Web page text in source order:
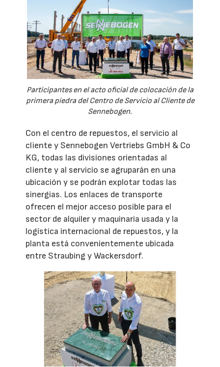
Participantes en el acto oficial de colocación de la
primera piedra del Centro de Servicio al Cliente de
Sennebogen.
Con el centro de repuestos, el servicio al
cliente y Sennebogen Vertriebs GmbH & Co
KG, todas las divisiones orientadas al
cliente y al servicio se agruparán en una
ubicación y se podrán explotar todas las
sinergias. Los enlaces de transporte
ofrecen el mejor acceso posible para el
sector de alquiler y maquinaria usada y la
logística internacional de repuestos, y la
planta está convenientemente ubicada
entre Straubing y Wackersdorf.